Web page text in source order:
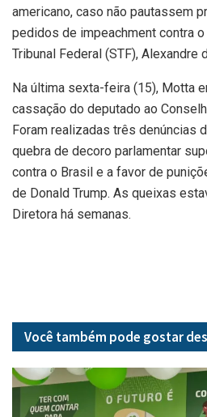
americano, caso não pautassem
pedidos de impeachment contra
Tribunal Federal (STF), Alexandre
Na última sexta-feira (15), Motta
cassação do deputado ao
Foram realizadas três denúncias
quebra de decoro parlamentar
contra o Brasil e a favor de
de Donald Trump. As queixas
Diretora há semanas.
Você também pode gostar